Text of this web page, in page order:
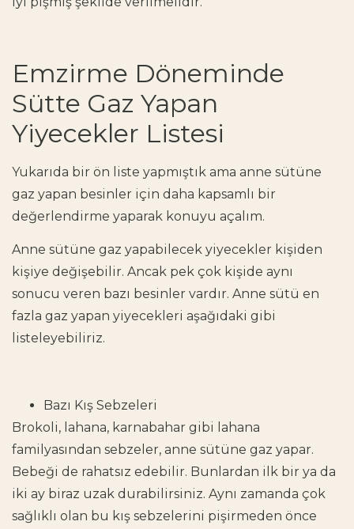
Emzirme Döneminde
Sütte Gaz Yapan
Yiyecekler Listesi
Yukarıda bir ön liste yapmıştık ama anne sütüne
gaz yapan besinler için daha kapsamlı bir
değerlendirme yaparak konuyu açalım.
Anne sütüne gaz yapabilecek yiyecekler kişiden
kişiye değişebilir. Ancak pek çok kişide aynı
sonucu veren bazı besinler vardır. Anne sütü en
fazla gaz yapan yiyecekleri aşağıdaki gibi
listeleyebiliriz.
Bazı Kış Sebzeleri
Brokoli, lahana, karnabahar gibi lahana
familyasından sebzeler, anne sütüne gaz yapar.
Bebeği de rahatsız edebilir. Bunlardan ilk bir ya da
iki ay biraz uzak durabilirsiniz. Aynı zamanda çok
sağlıklı olan bu kış sebzelerini pişirmeden önce